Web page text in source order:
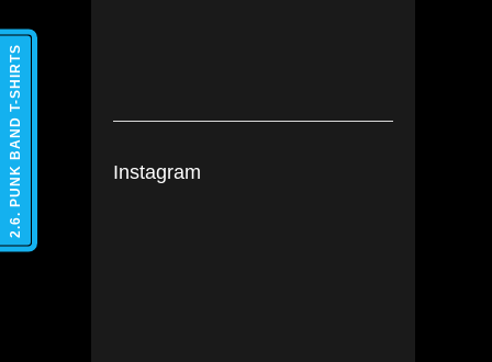
Instagram
2.6. PUNK BAND T-SHIRTS